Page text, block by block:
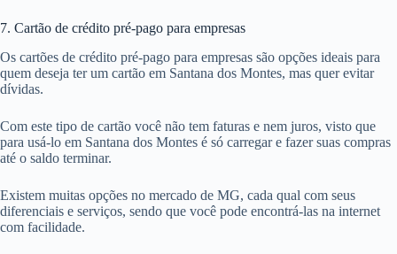
7. Cartão de crédito pré-pago para empresas
Os cartões de crédito pré-pago para empresas são opções ideais para
quem deseja ter um cartão em Santana dos Montes, mas quer evitar
dívidas.
Com este tipo de cartão você não tem faturas e nem juros, visto que
para usá-lo em Santana dos Montes é só carregar e fazer suas compras
até o saldo terminar.
Existem muitas opções no mercado de MG, cada qual com seus
diferenciais e serviços, sendo que você pode encontrá-las na internet
com facilidade.